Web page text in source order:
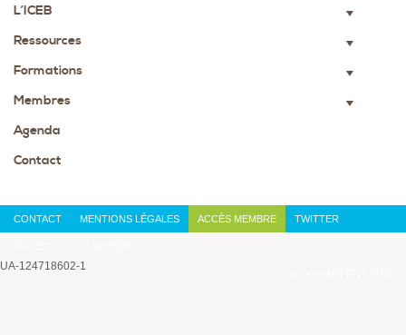
L’ICEB
▼
Ressources ▼
Formations ▼
Membres ▼
Agenda
Contact
CONTACT MENTIONS LÉGALES ACCÈS MEMBRE TWITTER
UA-124718602-1